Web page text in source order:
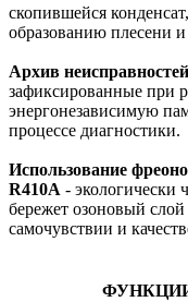
скопившейся
образованию плесени
Архив неисправностей
зафиксированные при
энергонезависимую
процессе диагностики.
Использование
R410A - экологически
бережет озоновый
самочувствии и